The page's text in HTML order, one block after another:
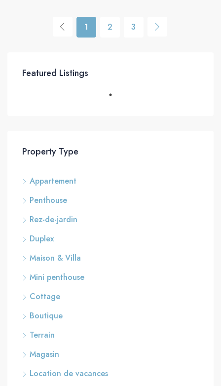
1 2 3
Featured Listings
Property Type
Appartement
Penthouse
Rez-de-jardin
Duplex
Maison & Villa
Mini penthouse
Cottage
Boutique
Terrain
Magasin
Location de vacances